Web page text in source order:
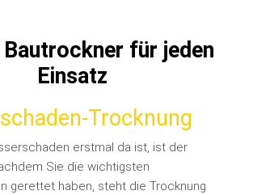
Bautrockner für jeden
Einsatz
Trocknung
erstmal da ist, ist der
Sie die wichtigsten
gerettet haben, steht die Trocknung